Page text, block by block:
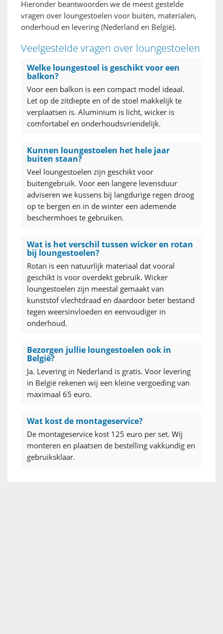
Hieronder beantwoorden we de meest gestelde
vragen over loungestoelen voor buiten, materialen,
onderhoud en levering (Nederland en België).
Veelgestelde vragen over loungestoelen
Welke loungestoel is geschikt voor een
balkon?
Voor een balkon is een compact model ideaal.
Let op de zitdiepte en of de stoel makkelijk te
verplaatsen is. Aluminium is licht, wicker is
comfortabel en onderhoudsvriendelijk.
Kunnen loungestoelen het hele jaar
buiten staan?
Veel loungestoelen zijn geschikt voor
buitengebruik. Voor een langere levensduur
adviseren we kussens bij langdurige regen droog
op te bergen en in de winter een ademende
beschermhoes te gebruiken.
Wat is het verschil tussen wicker en rotan
bij loungestoelen?
Rotan is een natuurlijk materiaal dat vooral
geschikt is voor overdekt gebruik. Wicker
loungestoelen zijn meestal gemaakt van
kunststof vlechtdraad en daardoor beter bestand
tegen weersinvloeden en eenvoudiger in
onderhoud.
Bezorgen jullie loungestoelen ook in
België?
Ja. Levering in Nederland is gratis. Voor levering
in België rekenen wij een kleine vergoeding van
maximaal 65 euro.
Wat kost de montageservice?
De montageservice kost 125 euro per set. Wij
monteren en plaatsen de bestelling vakkundig en
gebruiksklaar.